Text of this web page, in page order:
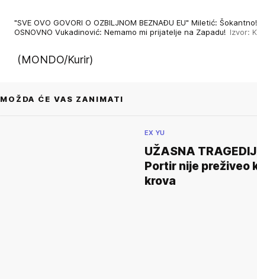
"SVE OVO GOVORI O OZBILJNOM BEZNAĐU EU" Miletić:
OSNOVNO Vukadinović: Nemamo mi prijatelje na Zapadu! Izvor:
(MONDO/Kurir)
MOŽDA ĆE VAS ZANIMATI
EX YU
UŽASNA
Portir nije preživeo
krova